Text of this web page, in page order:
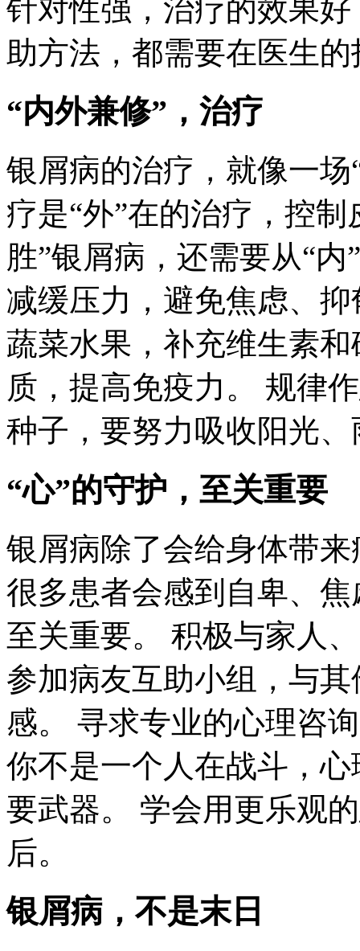
针对性强，治疗的效果
助方法，都需要在医生
“内外兼修”，治疗
银屑病的治疗，就像一场
疗是“外”在的治疗，控
胜”银屑病，还需要从“
减缓压力，避免焦虑、
蔬菜水果，补充维生素
质，提高免疫力。 规律
种子，要努力吸收阳光
“心”的守护，至关重要
银屑病除了会给身体带
很多患者会感到自卑、
至关重要。 积极与家人
参加病友互助小组，与
感。 寻求专业的心理咨
你不是一个人在战斗，
要武器。 学会用更乐观
后。
银屑病，不是末日